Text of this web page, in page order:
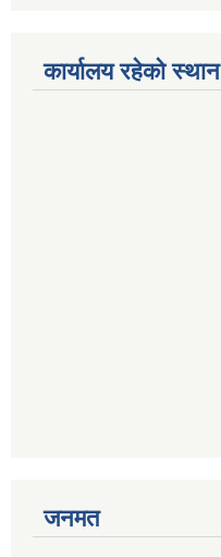
कार्यालय रहेको स्थान
जनमत